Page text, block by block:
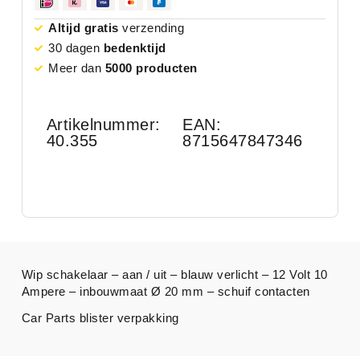
Altijd gratis verzending
30 dagen bedenktijd
Meer dan 5000 producten
Artikelnummer:
40.355
EAN:
8715647847346
Wip schakelaar – aan / uit – blauw verlicht – 12 Volt 10
Ampere – inbouwmaat Ø 20 mm – schuif contacten
Car Parts blister verpakking